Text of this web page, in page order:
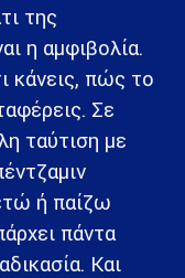
της
η αμφιβολία.
κάνεις, πώς το
Σε
ταύτιση με
ή παίζω
πάντα
Και